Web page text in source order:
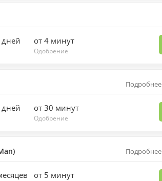
от 4 минут
Одобрение
Подробнее
от 30 минут
Одобрение
Подробнее
от 5 минут